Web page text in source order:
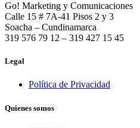
Go! Marketing y Comunicaciones
Calle 15 # 7A-41 Pisos 2 y 3
Soacha – Cundinamarca
319 576 79 12 – 319 427 15 45
Legal
Política de Privacidad
Quienes somos